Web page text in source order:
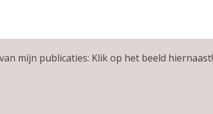
mijn publicaties: Klik op het beeld hiernaast!